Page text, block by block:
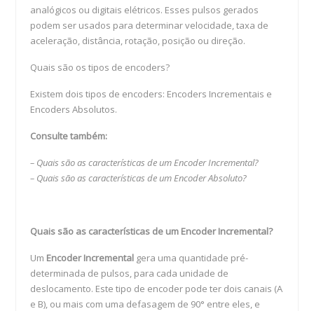
analógicos ou digitais elétricos. Esses pulsos gerados
podem ser usados para determinar velocidade, taxa de
aceleração, distância, rotação, posição ou direção.
Quais são os tipos de encoders?
Existem dois tipos de encoders: Encoders Incrementais e
Encoders Absolutos.
Consulte também:
– Quais são as características de um Encoder Incremental?
– Quais são as características de um Encoder Absoluto?
Quais são as características de um Encoder Incremental?
Um Encoder Incremental gera uma quantidade pré-
determinada de pulsos, para cada unidade de
deslocamento. Este tipo de encoder pode ter dois canais (A
e B), ou mais com uma defasagem de 90° entre eles, e